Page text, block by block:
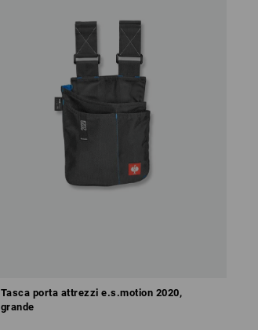
Tasca porta attrezzi e.s.motion 2020,
grande